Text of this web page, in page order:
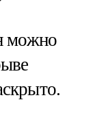
можно